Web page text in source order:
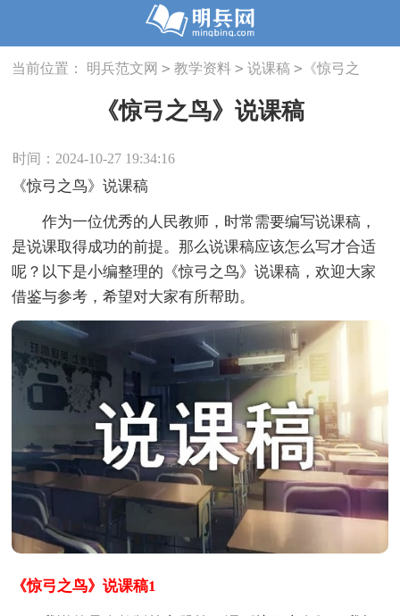
当前位置： 明兵范文网 > 教学资料 > 说课稿 > 《惊弓之
《惊弓之鸟》说课稿
时间：2024-10-27 19:34:16
《惊弓之鸟》说课稿
作为一位优秀的人民教师，时常需要编写说课稿，
是说课取得成功的前提。那么说课稿应该怎么写才合适
呢？以下是小编整理的《惊弓之鸟》说课稿，欢迎大家
借鉴与参考，希望对大家有所帮助。
《惊弓之鸟》说课稿1